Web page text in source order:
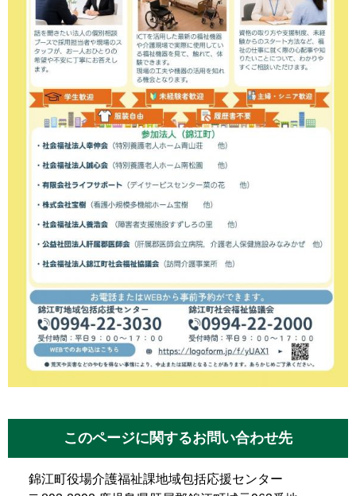
このページに関するお問い合わせ先
錦江町役場介護福祉課地域包括応援センター